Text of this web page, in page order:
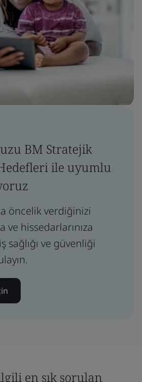
BM Stratejik
ile uyumlu
öncelik verdiğinizi
ve hissedarlarınıza
sağlığı ve güvenliği
en sık sorulan